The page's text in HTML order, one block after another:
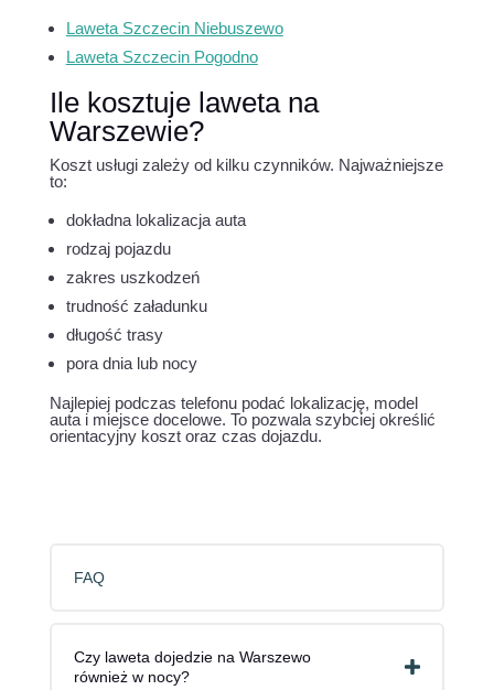
Laweta Szczecin Niebuszewo
Laweta Szczecin Pogodno
Ile kosztuje laweta na
Warszewie?
Koszt usługi zależy od kilku czynników. Najważniejsze
to:
dokładna lokalizacja auta
rodzaj pojazdu
zakres uszkodzeń
trudność załadunku
długość trasy
pora dnia lub nocy
Najlepiej podczas telefonu podać lokalizację, model
auta i miejsce docelowe. To pozwala szybciej określić
orientacyjny koszt oraz czas dojazdu.
FAQ
Czy laweta dojedzie na Warszewo
również w nocy?